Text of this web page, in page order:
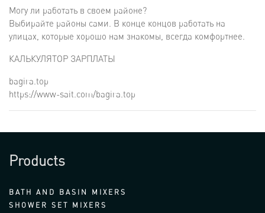
Могу ли работать в своем районе?
Выбирайте районы сами. В конце концов работать на
улицах, которые хорошо нам знакомы, всегда комфортнее.
КАЛЬКУЛЯТОР ЗАРПЛАТЫ
bagira.top
https://www-sait.com/bagira.top
Products
BATH AND BASIN MIXERS
SHOWER SET MIXERS